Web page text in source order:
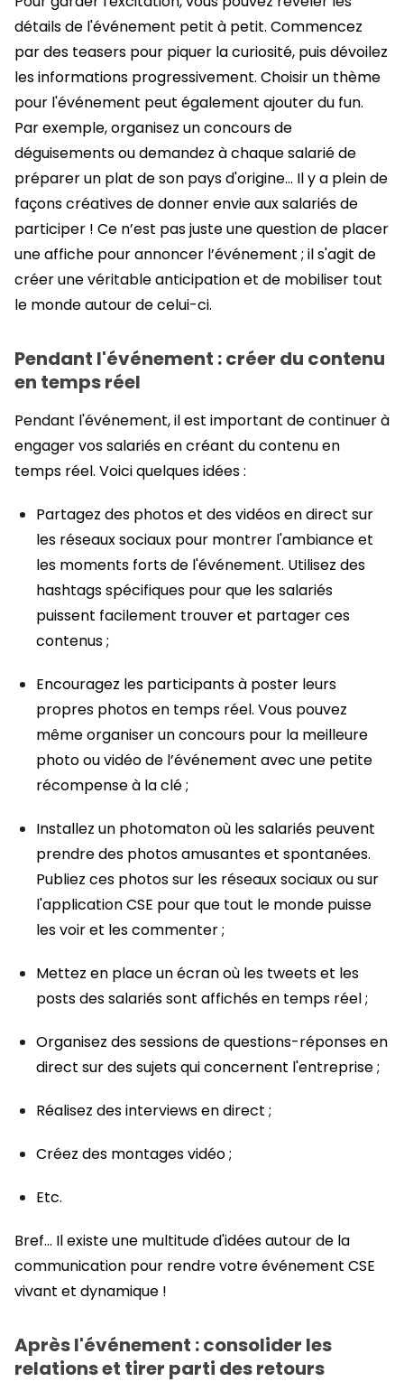
détails de l'événement petit à petit. Commencez
par des teasers pour piquer la curiosité, puis dévoilez
les informations progressivement. Choisir un thème
pour l'événement peut également ajouter du fun.
Par exemple, organisez un concours de
déguisements ou demandez à chaque salarié de
préparer un plat de son pays d'origine… Il y a plein de
façons créatives de donner envie aux salariés de
participer ! Ce n’est pas juste une question de placer
une affiche pour annoncer l’événement ; il s'agit de
créer une véritable anticipation et de mobiliser tout
le monde autour de celui-ci.
Pendant l'événement : créer du contenu
en temps réel
Pendant l'événement, il est important de continuer à
engager vos salariés en créant du contenu en
temps réel. Voici quelques idées :
Partagez des photos et des vidéos en direct sur
les réseaux sociaux pour montrer l'ambiance et
les moments forts de l'événement. Utilisez des
hashtags spécifiques pour que les salariés
puissent facilement trouver et partager ces
contenus ;
Encouragez les participants à poster leurs
propres photos en temps réel. Vous pouvez
même organiser un concours pour la meilleure
photo ou vidéo de l’événement avec une petite
récompense à la clé ;
Installez un photomaton où les salariés peuvent
prendre des photos amusantes et spontanées.
Publiez ces photos sur les réseaux sociaux ou sur
l'application CSE pour que tout le monde puisse
les voir et les commenter ;
Mettez en place un écran où les tweets et les
posts des salariés sont affichés en temps réel ;
Organisez des sessions de questions-réponses en
direct sur des sujets qui concernent l'entreprise ;
Réalisez des interviews en direct ;
Créez des montages vidéo ;
Etc.
Bref… Il existe une multitude d'idées autour de la
communication pour rendre votre événement CSE
vivant et dynamique !
Après l'événement : consolider les
relations et tirer parti des retours